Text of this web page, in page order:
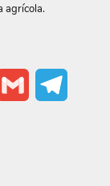
agrícola.
Copy
Gmail